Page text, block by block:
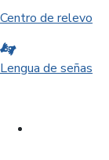
Centro de relevo
Lengua de señas